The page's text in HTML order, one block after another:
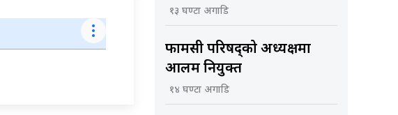
१३ घण्टा अगाडि
फार्मेसी परिषद्को अध्यक्षमा
आलम नियुक्त
१४ घण्टा अगाडि